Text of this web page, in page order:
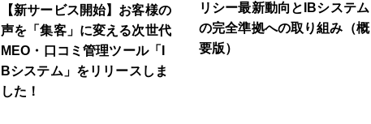
【新サービス開始】お客様の
声を「集客」に変える次世代
MEO・口コミ管理ツール「I
Bシステム」をリリースしま
した！
リシー最新動向とIBシステム
の完全準拠への取り組み（概
要版）